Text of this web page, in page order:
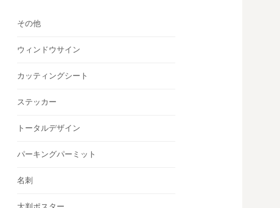
その他
ウィンドウサイン
カッティングシート
ステッカー
トータルデザイン
パーキングパーミット
名刺